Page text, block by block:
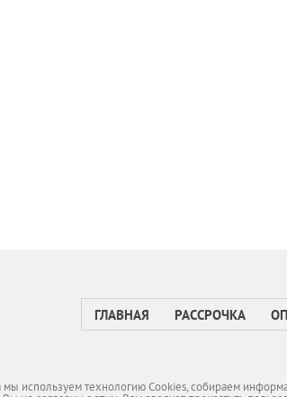
ГЛАВНАЯ РАССРОЧКА
используем технологию Cookies, собираем